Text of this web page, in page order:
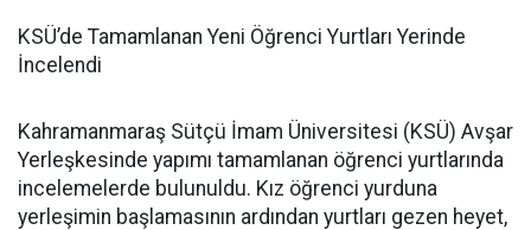
KSÜ’de Tamamlanan Yeni Öğrenci Yurtları Yerinde
İncelendi
Kahramanmaraş Sütçü İmam Üniversitesi (KSÜ) Avşar
Yerleşkesinde yapımı tamamlanan öğrenci yurtlarında
incelemelerde bulunuldu. Kız öğrenci yurduna
yerleşimin başlamasının ardından yurtları gezen heyet,